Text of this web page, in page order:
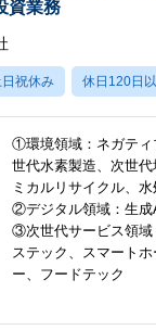
資業務
日祝休み 休日120日
①環境領域：ネガティ
世代水素製造、次世
ミカルリサイクル、
②デジタル領域：生成
③次世代サービス領域
ステック、スマート
ー、フードテック